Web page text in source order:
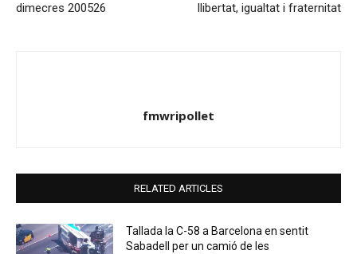
dimecres 200526
llibertat, igualtat i fraternitat
fmwripollet
RELATED ARTICLES
Tallada la C-58 a Barcelona en sentit
Sabadell per un camió de les